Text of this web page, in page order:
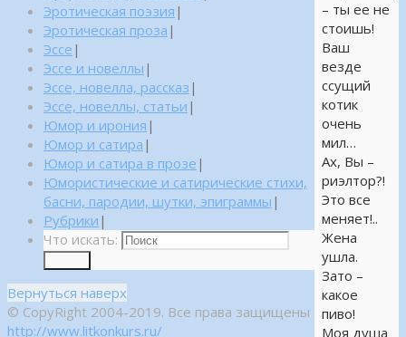
– ты ее не
стоишь!
Ваш
везде
ссущий
котик
очень
мил…
Ах, Вы –
риэлтор?!
Это все
меняет!..
Жена
ушла.
Зато –
какое
пиво!
Моя душа
Эротическая поэзия |
Эротическая проза |
Эссе |
Эссе и новеллы |
Эссе, новелла, рассказ |
Эссе, новеллы, статьи |
Юмор и ирония |
Юмор и сатира |
Юмор и сатира в прозе |
Юмористические и сатирические стихи,
басни, пародии, шутки, эпиграммы |
Рубрики |
Что искать:
Вернуться наверх
© CopyRight 2004-2019. Все права защищены
http://www.litkonkurs.ru/